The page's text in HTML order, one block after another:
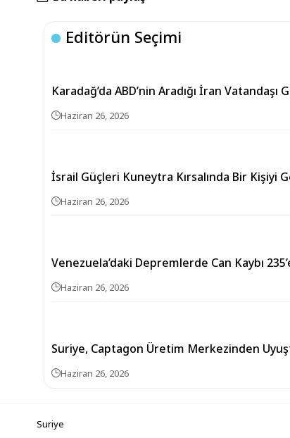
Editörün Seçimi
Karadağ’da ABD’nin Aradığı İran Vatandaşı
Haziran 26, 2026
İsrail Güçleri Kuneytra Kırsalında Bir Kişiyi
Haziran 26, 2026
Venezuela’daki Depremlerde Can Kaybı
Haziran 26, 2026
Suriye, Captagon Üretim Merkezinden
Haziran 26, 2026
Suriye